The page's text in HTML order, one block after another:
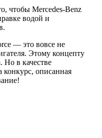
чтобы Mercedes-Benz
водой и
— это вовсе не
Этому концепту
Но в качестве
конкурс, описанная